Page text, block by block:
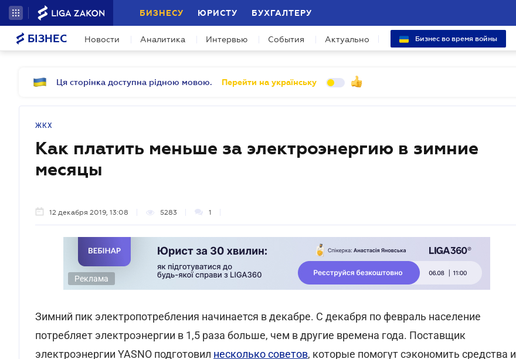
БИЗНЕСУ ЮРИСТУ БУХГАЛТЕРУ
БІЗНЕС Новости Аналитика Интервью События Актуально Бизнес во время войны
Ця сторінка доступна рідною мовою. Перейти на українську
ЖКХ
Как платить меньше за электроэнергию в зимние
месяцы
12 декабря 2019, 13:08 5283 1
Реклама
Зимний пик электропотребления начинается в декабре. С декабря по февраль население
потребляет электроэнергии в 1,5 раза больше, чем в другие времена года. Поставщик
электроэнергии YASNO подготовил несколько советов, которые помогут сэкономить средства и